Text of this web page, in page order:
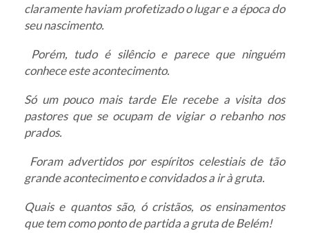
claramente haviam profetizado o lugar e a época do
seu nascimento.
Porém, tudo é silêncio e parece que ninguém
conhece este acontecimento.
Só um pouco mais tarde Ele recebe a visita dos
pastores que se ocupam de vigiar o rebanho nos
prados.
Foram advertidos por espíritos celestiais de tão
grande acontecimento e convidados a ir à gruta.
Quais e quantos são, ó cristãos, os ensinamentos
que tem como ponto de partida a gruta de Belém!